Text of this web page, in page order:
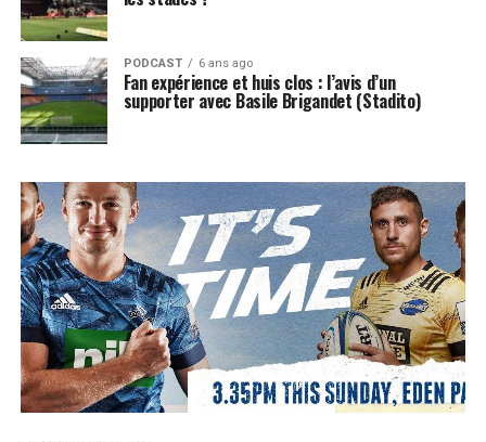
PODCAST 6 ans ago
Fan expérience et huis clos : l’avis d’un
supporter avec Basile Brigandet (Stadito)